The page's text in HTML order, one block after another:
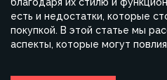
есть и недостатки, которые
покупкой. В этой статье мы
аспекты, которые могут